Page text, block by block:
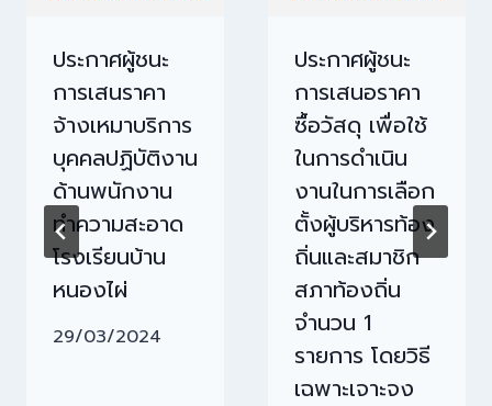
ประกาศผู้ชนะ
การเสนราคา
จ้างเหมาบริการ
บุคคลปฏิบัติงาน
ด้านพนักงาน
ทำความสะอาด
โรงเรียนบ้าน
หนองไผ่
29/03/2024
ประกาศผู้ชนะ
การเสนอราคา
ซื้อวัสดุ เพื่อใช้
ในการดำเนิน
งานในการเลือก
ตั้งผู้บริหารท้อง
ถิ่นและสมาชิก
สภาท้องถิ่น
จำนวน 1
รายการ โดยวิธี
เฉพาะเจาะจง